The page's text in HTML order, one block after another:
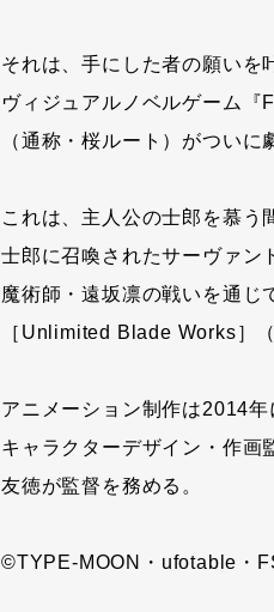
それは、手にした者の願い
ヴィジュアルノベルゲーム『
（通称・桜ルート）がついに
これは、主人公の士郎を慕う
士郎に召喚されたサーヴァン
魔術師・遠坂凛の戦いを通じ
［Unlimited Blade Works］
アニメーション制作は2014
キャラクターデザイン・作画
友徳が監督を務める。
©TYPE-MOON・ufotable・